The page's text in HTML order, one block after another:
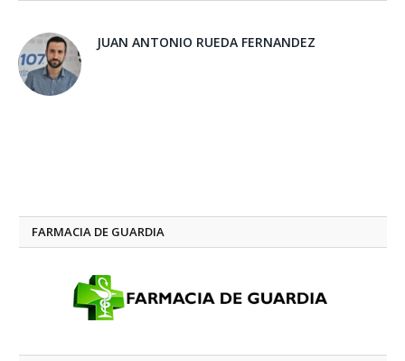
JUAN ANTONIO RUEDA FERNANDEZ
FARMACIA DE GUARDIA